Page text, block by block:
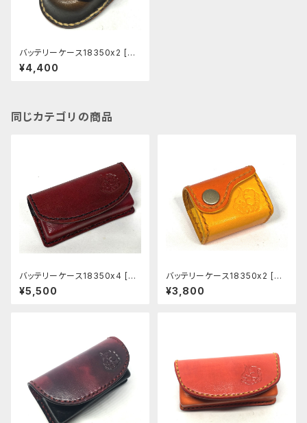
バッテリーケース18350x2 [BC
003]
¥4,400
同じカテゴリの商品
バッテリーケース18350x4 [BC
058]
¥5,500
バッテリーケース18350x2 [BC
057]
¥3,800